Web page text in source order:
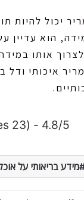
יכול להיות
הוא עדיין
אותו
איכותי ודל
4.8/5 - (23 votes)
מידע בריאותי על